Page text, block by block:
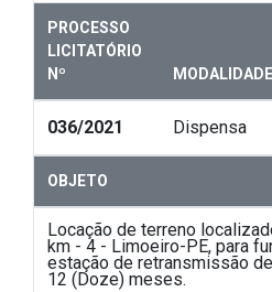
PROCESSO
LICITATÓRIO
Nº
MODALIDADE
036/2021 Dispensa
OBJETO
Locação de terreno
km - 4 - Limoeiro-PE, para
estação de retransmissão
12 (Doze) meses.